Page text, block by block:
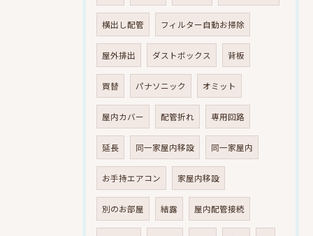
横出し配管 フィルター自動お掃除
屋外排出 ダストボックス 背板
買替 パナソニック オミット
屋内カバー 配管折れ 専用回路
延長 同一家屋内移設 同一家屋内
お手持エアコン 家屋内移設
別のお部屋 結露 屋内配管接続